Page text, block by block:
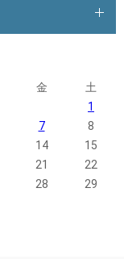
金
土
1
7
8
14
15
21
22
28
29